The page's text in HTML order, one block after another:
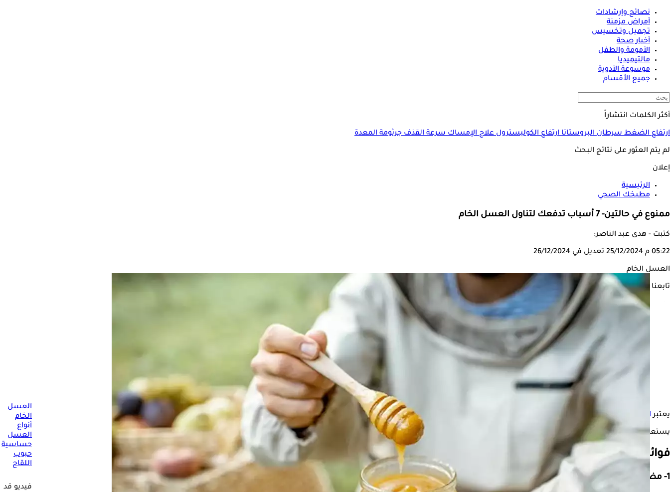
نصائح وإرشادات
أمراض مزمنة
تجميل وتخسيس
أخبار صحة
الأمومة والطفل
مالتيميديا
موسوعة الأدوية
جميع الأقسام
أكثر الكلمات انتشاراً
ارتفاع الضغطسرطان البروستاتاارتفاع الكوليسترولعلاج الإمساكسرعة القذفجرثومة المعدة
لم يتم العثور على نتائج البحث
إعلان
الرئيسية
مطبخك الصحي
ممنوع في حالتين- 7 أسباب تدفعك لتناول العسل الخام
كتبت - هدى عبد الناصر:
05:22 م 25/12/2024 تعديل في 26/12/2024
العسل الخام
تابعنا على
يعتبرالعسل الخاممن المفيدة لصحة الإنسان، لاحتوائه على عناصر غذائية متنوعة، تقدم للجسم العديد من الفوائد العلاجية والوقائية.
يستعرض "الكونسلتو" في التقرير التالي، فوائد العسل الخام، وفقًا لموقع "Very wellhealth".
فوائد العسل الخام
1- مضاد للأكسدة
العسل
الخام
أنواع
العسل
حساسية
حبوب
اللقاح
فيديو قد